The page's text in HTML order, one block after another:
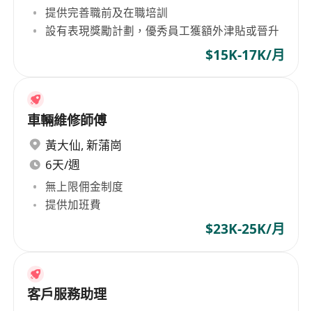
提供完善職前及在職培訓
設有表現獎勵計劃，優秀員工獲額外津貼或晉升
$15K-17K/月
車輛維修師傅
黃大仙, 新蒲崗
6天/週
無上限佣金制度
提供加班費
$23K-25K/月
客戶服務助理